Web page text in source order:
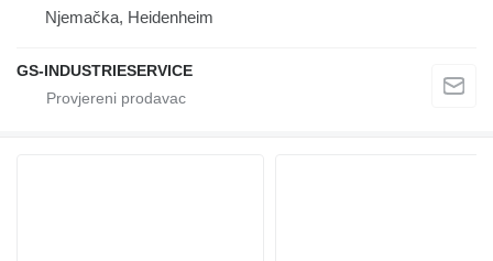
Njemačka, Heidenheim
GS-INDUSTRIESERVICE